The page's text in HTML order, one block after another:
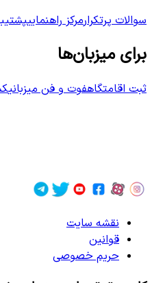
سوالات پرتکرارمرکز راهنمایی
برای میزبان‌ها
ثبت اقامتگاهفوت و فن میزبانی
نقشه سایت
قوانین
حریم خصوصی